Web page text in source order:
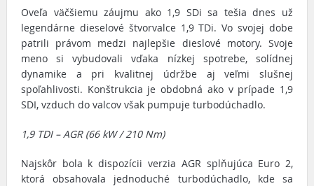
Oveľa väčšiemu záujmu ako 1,9 SDi sa tešia dnes už
legendárne dieselové štvorvalce 1,9 TDi. Vo svojej dobe
patrili právom medzi najlepšie dieslové motory. Svoje
meno si vybudovali vďaka nízkej spotrebe, solídnej
dynamike a pri kvalitnej údržbe aj veľmi slušnej
spoľahlivosti. Konštrukcia je obdobná ako v prípade 1,9
SDI, vzduch do valcov však pumpuje turbodúchadlo.
1,9 TDI – AGR (66 kW / 210 Nm)
Najskôr bola k dispozícii verzia AGR splňujúca Euro 2,
ktorá obsahovala jednoduché turbodúchadlo, kde sa